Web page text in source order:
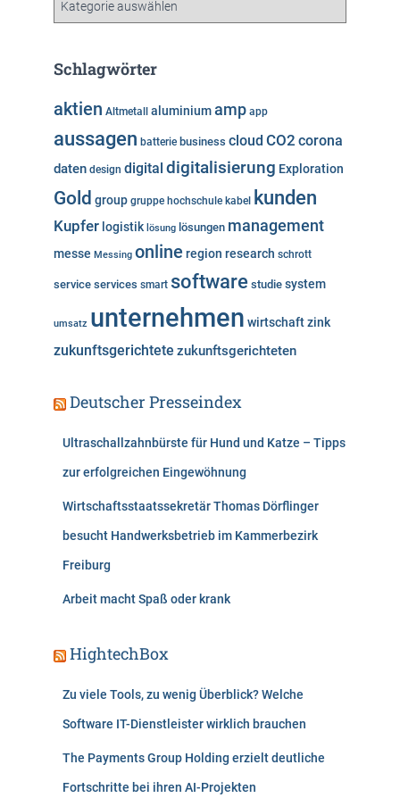
g
r
i
n
Schlagwörter
aktien Altmetall aluminiumamp app
aussagen batterie business cloud CO2 corona
daten design digital digitalisierung Exploration
Gold group gruppe hochschule kabel kunden
Kupfer logistik lösung lösungen management
messe Messing online region research schrott
service services smart software studie system
umsatz unternehmen wirtschaftzink
zukunftsgerichtete zukunftsgerichteten
Deutscher Presseindex
Ultraschallzahnbürste für Hund und Katze – Tipps
zur erfolgreichen Eingewöhnung
Wirtschaftsstaatssekretär Thomas Dörflinger
besucht Handwerksbetrieb im Kammerbezirk
Freiburg
Arbeit macht Spaß oder krank
HightechBox
Zu viele Tools, zu wenig Überblick? Welche
Software IT-Dienstleister wirklich brauchen
The Payments Group Holding erzielt deutliche
Fortschritte bei ihren AI-Projekten